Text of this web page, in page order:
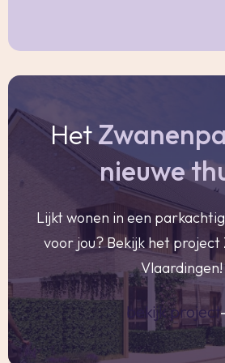
overloop met witte wand- en
een duoblok en een fonteintje.
Ruime slaapkamer I over de
de woning met een speels
ouderslaapkamer heeft met
5.40 x 4.00/2.53m een goede
Slaapkamer II is gelegen aan
ook ruim met een afmeting
3.22m.
Slaapkamer III, gelegen aan
heeft ook een leuk rond raam
gebruik als werkkamer, de
Het
nieuwe
Lijkt wonen in een
voor jou? Bekijk het project
Vlaardingen!
bekijk project